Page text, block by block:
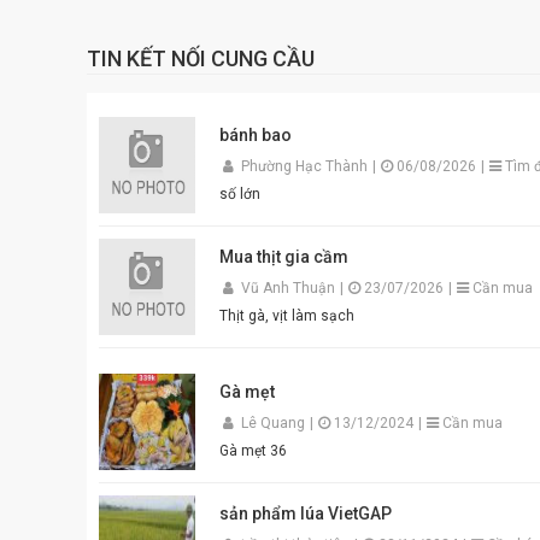
TIN KẾT NỐI CUNG CẦU
bánh bao
Phường Hạc Thành 06/08/2026
Tìm
số lớn
Mua thịt gia cầm
Vũ Anh Thuận 23/07/2026
Cần mua
Thịt gà, vịt làm sạch
Gà mẹt
Lê Quang 13/12/2024
Cần mua
Gà mẹt 36
sản phẩm lúa VietGAP